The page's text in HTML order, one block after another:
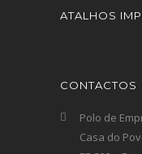
ATALHOS
CONTACTOS
Polo de
Casa do